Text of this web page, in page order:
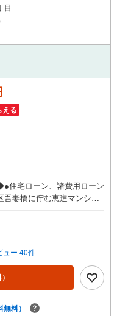
目
える
住宅ローン、諸費用ローン
吾妻橋に佇む恵進マンショ
都営浅草線「本所吾妻橋」
、エントランスからは東京
ソライエなどでのお買い
年築の建物は鉄骨鉄筋
世帯。お部屋は高層9階部
済み。■今すぐ見たい！■ロ
！■平日・土日・祝祭日…
ュー 40件
無料）